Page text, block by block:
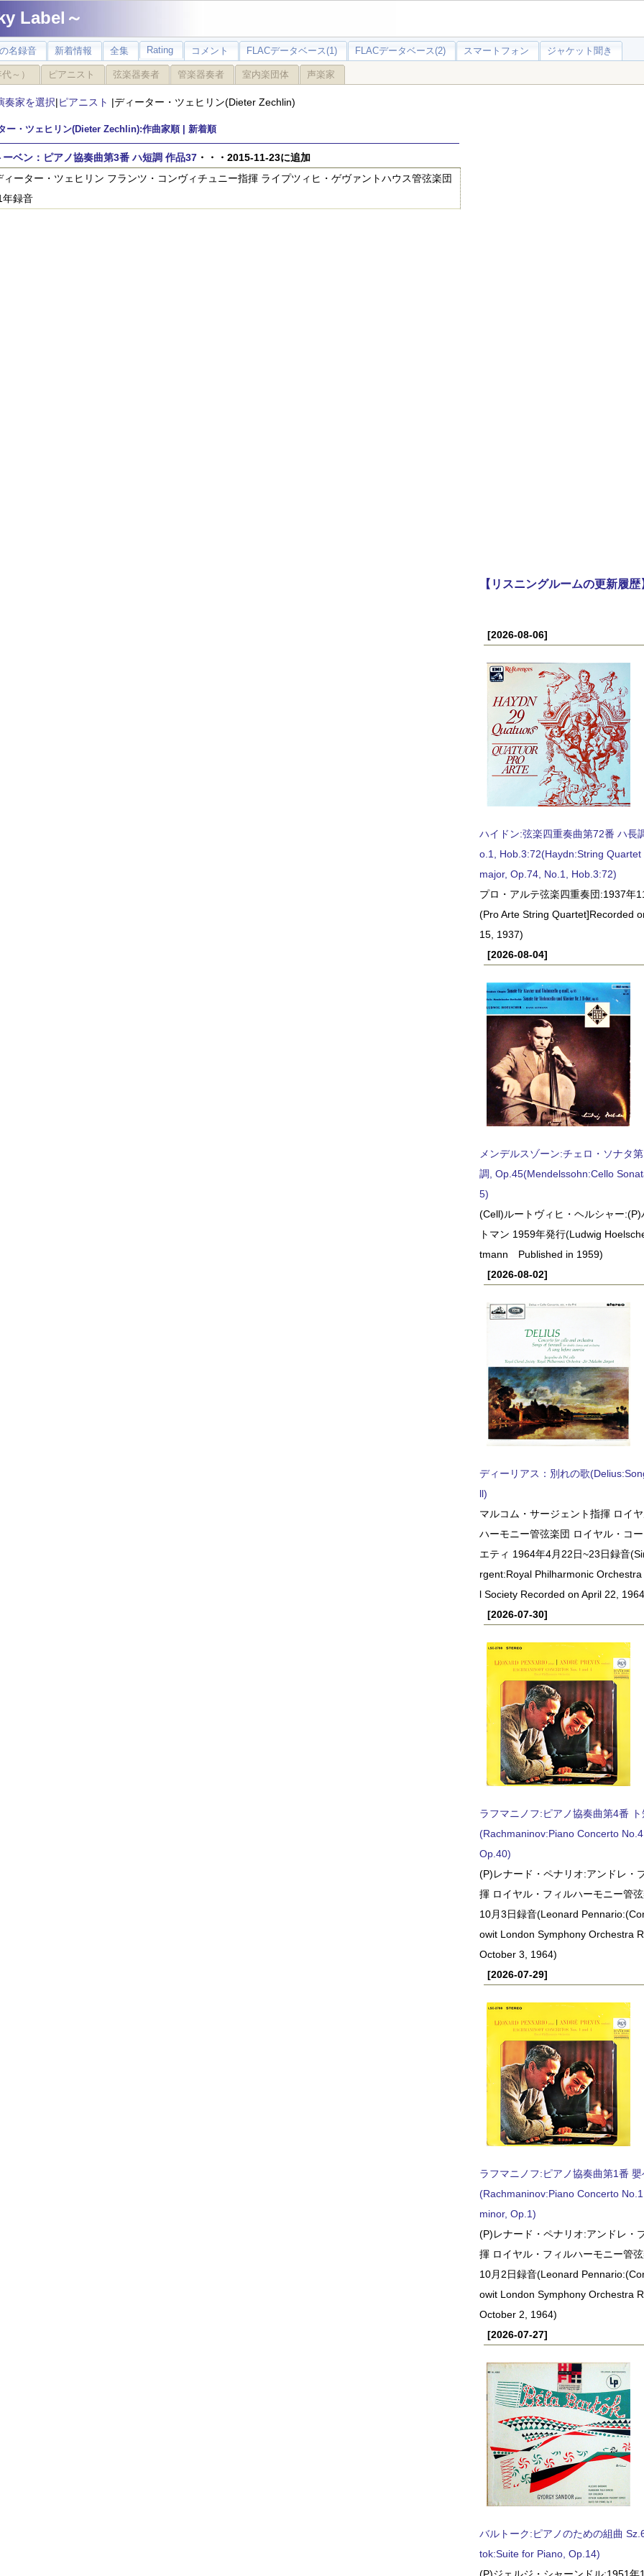
Label～
名録音 新着情報 全集 Rating コメント FLACデータベース(1) FLACデータベース(2) スマートフォン ジャケット聞き
～） ピアニスト 弦楽器奏者 管楽器奏者 室内楽団体 声楽家
奏家を選択|ピアニスト |ディーター・ツェヒリン(Dieter Zechlin)
ー・ツェヒリン(Dieter Zechlin):作曲家順 | 新着順
ーベン：ピアノ協奏曲第3番 ハ短調 作品37・・・2015-11-23に追加
ィーター・ツェヒリン フランツ・コンヴィチュニー指揮 ライプツィヒ・ゲヴァントハウス管弦楽団
年録音
【リスニングルームの更新履歴
[2026-08-06]
ハイドン:弦楽四重奏曲第72番 ハ長
o.1, Hob.3:72(Haydn:String Quartet
major, Op.74, No.1, Hob.3:72)
プロ・アルテ弦楽四重奏団:1937年
(Pro Arte String Quartet]Recorded
15, 1937)
[2026-08-04]
メンデルスゾーン:チェロ・ソナタ
調, Op.45(Mendelssohn:Cello
5)
(Cell)ルートヴィヒ・ヘルシャー
トマン 1959年発行(Ludwig
tmann Published in 1959)
[2026-08-02]
ディーリアス：別れの歌
ll)
マルコム・サージェント指揮 ロイ
ハーモニー管弦楽団 ロイヤル・コ
エティ 1964年4月22日~23日録音
rgent:Royal Philharmonic
l Society Recorded on April 22,
[2026-07-30]
ラフマニノフ:ピアノ協奏曲第4番
(Rachmaninov:Piano Concerto
Op.40)
(P)レナード・ペナリオ:アンドレ・
揮 ロイヤル・フィルハーモニー管
10月3日録音(Leonard
owit London Symphony Orchestra
October 3, 1964)
[2026-07-29]
ラフマニノフ:ピアノ協奏曲第1番
(Rachmaninov:Piano Concerto
minor, Op.1)
(P)レナード・ペナリオ:アンドレ・
揮 ロイヤル・フィルハーモニー管
10月2日録音(Leonard
owit London Symphony Orchestra
October 2, 1964)
[2026-07-27]
バルトーク:ピアノのための組曲
tok:Suite for Piano, Op.14)
(P)ジェルジ・シャーンドル:1951年